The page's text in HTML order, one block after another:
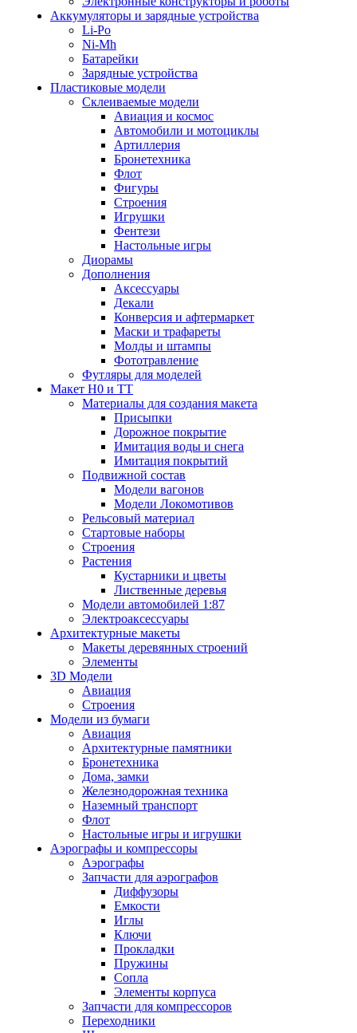
Аккумуляторы и зарядные устройства
Li-Po
Ni-Mh
Батарейки
Зарядные устройства
Пластиковые модели
Склеиваемые модели
Авиация и космос
Автомобили и мотоциклы
Артиллерия
Бронетехника
Флот
Фигуры
Строения
Игрушки
Фентези
Настольные игры
Диорамы
Дополнения
Аксессуары
Декали
Конверсия и афтермаркет
Маски и трафареты
Молды и штампы
Фототравление
Футляры для моделей
Макет H0 и TT
Материалы для создания макета
Присыпки
Дорожное покрытие
Имитация воды и снега
Имитация покрытий
Подвижной состав
Модели вагонов
Модели Локомотивов
Рельсовый материал
Стартовые наборы
Строения
Растения
Кустарники и цветы
Лиственные деревья
Модели автомобилей 1:87
Электроаксессуары
Архитектурные макеты
Макеты деревянных строений
Элементы
3D Модели
Авиация
Строения
Модели из бумаги
Авиация
Архитектурные памятники
Бронетехника
Дома, замки
Железнодорожная техника
Наземный транспорт
Флот
Настольные игры и игрушки
Аэрографы и компрессоры
Аэрографы
Запчасти для аэрографов
Диффузоры
Емкости
Иглы
Ключи
Прокладки
Пружины
Сопла
Элементы корпуса
Запчасти для компрессоров
Переходники